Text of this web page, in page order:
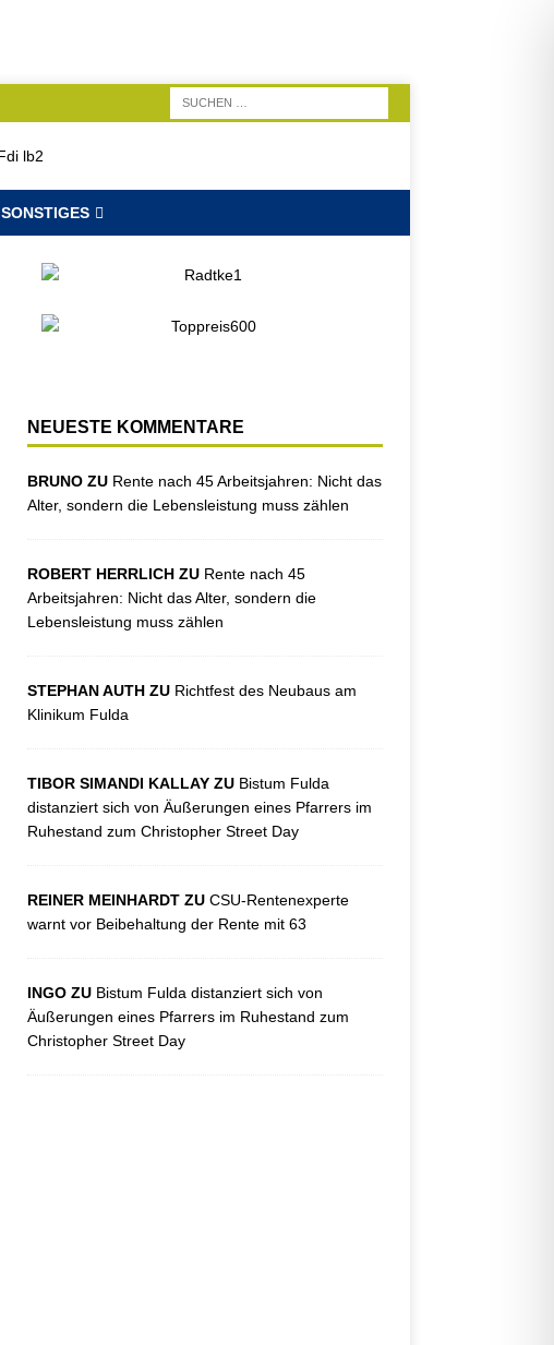
SONSTIGES
NEUESTE KOMMENTARE
BRUNO ZU Rente nach 45 Arbeitsjahren: Nicht das
Alter, sondern die Lebensleistung muss zählen
ROBERT HERRLICH ZU Rente nach 45
Arbeitsjahren: Nicht das Alter, sondern die
Lebensleistung muss zählen
STEPHAN AUTH ZU Richtfest des Neubaus am
Klinikum Fulda
TIBOR SIMANDI KALLAY ZU Bistum Fulda
distanziert sich von Äußerungen eines Pfarrers im
Ruhestand zum Christopher Street Day
REINER MEINHARDT ZU CSU-Rentenexperte
warnt vor Beibehaltung der Rente mit 63
INGO ZU Bistum Fulda distanziert sich von
Äußerungen eines Pfarrers im Ruhestand zum
Christopher Street Day